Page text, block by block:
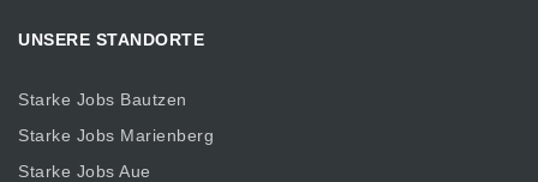
UNSERE STANDORTE
Starke Jobs Bautzen
Starke Jobs Marienberg
Starke Jobs Aue